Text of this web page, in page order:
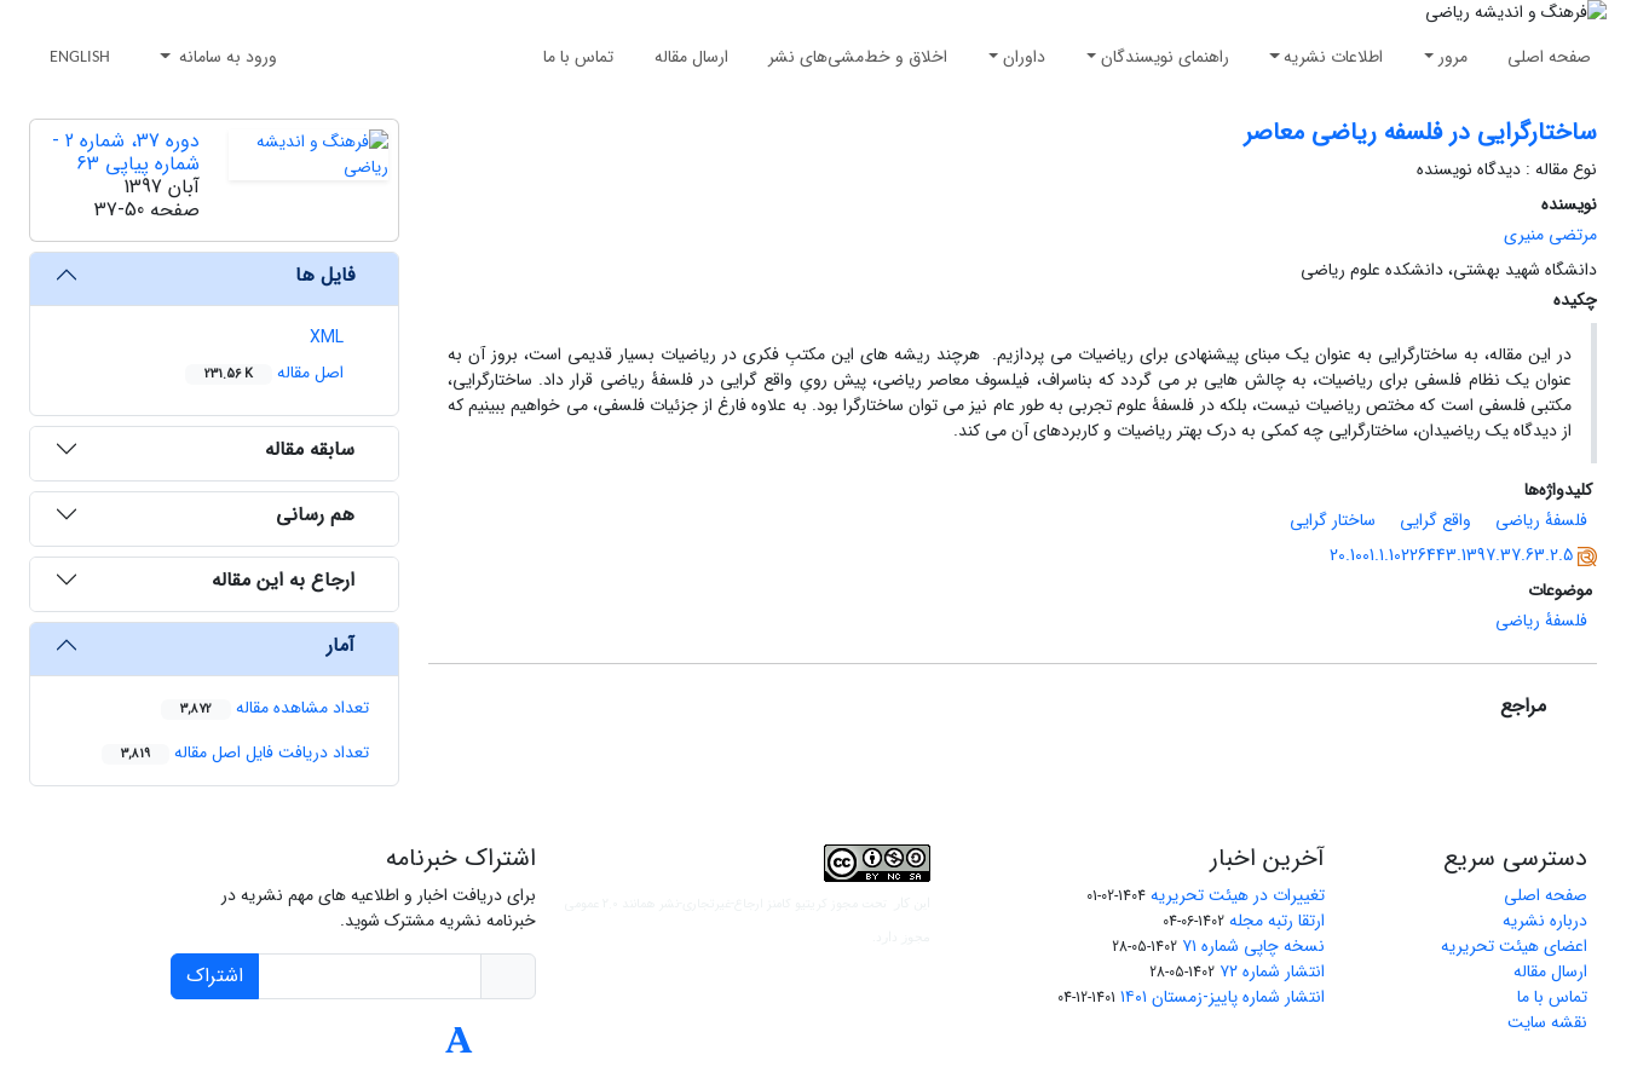
صفحه اصلی مرور اطلاعات نشریه راهنمای نویسندگان داوران اخلاق و خط‌مشی‌های نشر ارسال مقاله تماس با ما ورود به سامانه ENGLISH
ساختارگرایی در فلسفه ریاضی معاصر
نوع مقاله : دیدگاه نویسنده
نویسنده
مرتضی منیری
دانشگاه شهید بهشتی، دانشکده علوم ریاضی
چکیده
در این مقاله، به ساختارگرایی به عنوان یک مبنای پیشنهادی برای ریاضیات می پردازیم. هرچند ریشه های این مکتبِ فکری در ریاضیات بسیار قدیمی است، بروز آن به
عنوان یک نظام فلسفی برای ریاضیات، به چالش هایی بر می گردد که بناسراف، فیلسوف معاصر ریاضی، پیش رویِ واقع گرایی در فلسفۀ ریاضی قرار داد. ساختارگرایی،
مکتبی فلسفی است که مختص ریاضیات نیست، بلکه در فلسفۀ علوم تجربی به طور عام نیز می توان ساختارگرا بود. به علاوه فارغ از جزئیات فلسفی، می خواهیم ببینیم که
از دیدگاه یک ریاضیدان، ساختارگرایی چه کمکی به درک بهتر ریاضیات و کاربردهای آن می کند.
کلیدواژه‌ها
فلسفۀ ریاضی
واقع گرایی
ساختار گرایی
20.1001.1.10226443.1397.37.63.2.5
موضوعات
فلسفۀ ریاضی
مراجع
دوره 37، شماره 2 -
شماره پیاپی 63
آبان 1397
صفحه 37-50
فایل ها
XML
اصل مقاله
231.56 K
سابقه مقاله
هم رسانی
ارجاع به این مقاله
آمار
تعداد مشاهده مقاله 3,872
تعداد دریافت فایل اصل مقاله 3,819
دسترسی سریع
صفحه اصلی
درباره نشریه
اعضای هیئت تحریریه
ارسال مقاله
تماس با ما
نقشه سایت
آخرین اخبار
تغییرات در هیئت تحریریه 1404-02-01
ارتقا رتبه مجله 1402-06-04
نسخه چاپی شماره ۷۱ 1402-05-28
انتشار شماره ۷۲ 1402-05-28
انتشار شماره پاییز-زمستان ۱۴۰۱ 1401-12-04
اشتراک خبرنامه
برای دریافت اخبار و اطلاعیه های مهم نشریه در
خبرنامه نشریه مشترک شوید.
اشتراک